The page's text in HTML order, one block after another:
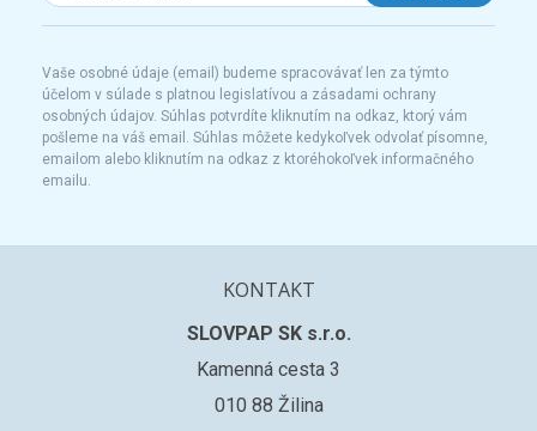
Vaše osobné údaje (email) budeme spracovávať len za týmto
účelom v súlade s platnou legislatívou a zásadami ochrany
osobných údajov. Súhlas potvrdíte kliknutím na odkaz, ktorý vám
pošleme na váš email. Súhlas môžete kedykoľvek odvolať písomne,
emailom alebo kliknutím na odkaz z ktoréhokoľvek informačného
emailu.
KONTAKT
SLOVPAP SK s.r.o.
Kamenná cesta 3
010 88 Žilina